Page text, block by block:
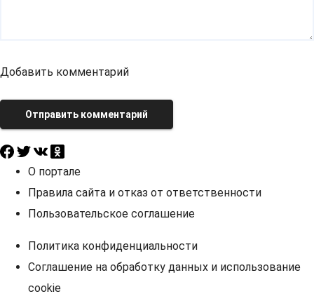
Добавить комментарий
Отправить комментарий
О портале
Правила сайта и отказ от ответственности
Пользовательское соглашение
Политика конфиденциальности
Соглашение на обработку данных и использование
cookie